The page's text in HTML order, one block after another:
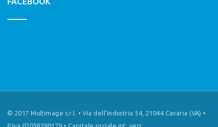
© 2017 Multimage s.r.l. • Via dell'Industria 54, 21044 Cavaria (VA) •
P.Iva 02058290129 • Capitale sociale int. vers.